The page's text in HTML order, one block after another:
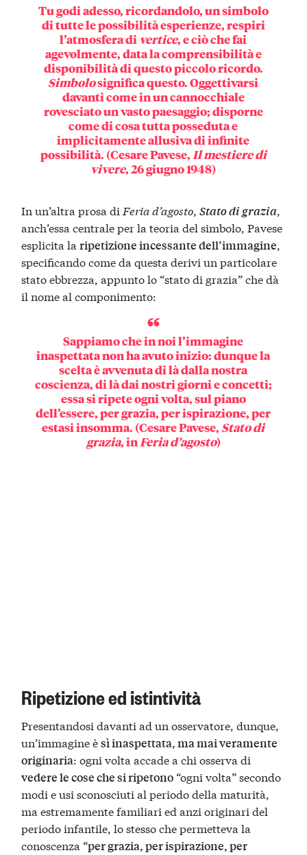
Tu godi adesso, ricordandolo, un simbolo
di tutte le possibilità esperienze, respiri
l’atmosfera di vertice, e ciò che fai
agevolmente, data la comprensibilità e
disponibilità di questo piccolo ricordo.
Simbolosignifica questo. Oggettivarsi
davanti come in un cannocchiale
rovesciato un vasto paesaggio; disporne
come di cosa tutta posseduta e
implicitamente allusiva di infinite
possibilità. (Cesare Pavese,Il mestiere di
vivere, 26 giugno 1948)
In un’altra prosa di Feria d’agosto ,Stato di grazia
anch’essa centrale per la teoria del simbolo, Pavese
esplicita laripetizione incessante dell’immagine
specificando come da questa derivi un particolare
stato ebbrezza, appunto lo “stato di grazia” che dà
il nome al componimento:
Sappiamo che in noi l’immagine
inaspettata non ha avuto inizio: dunque la
scelta è avvenuta di là dalla nostra
coscienza, di là dai nostri giorni e concetti;
essa si ripete ogni volta, sul piano
dell’essere, per grazia, per ispirazione, per
estasi insomma. (Cesare Pavese, Stato di
grazia, inFeria d’agosto)
Ripetizione ed istintività
Presentandosi davanti ad un osservatore, dunque,
un’immagine èsì inaspettata, ma mai veramente
originaria: ogni volta accade a chi osserva di
vedere le cose che si ripetono “ogni volta” secondo
modi e usi sconosciuti al periodo della maturità,
ma estremamente familiari ed anzi originari del
periodo infantile, lo stesso che permetteva la
conoscenza “per grazia, per ispirazione, per